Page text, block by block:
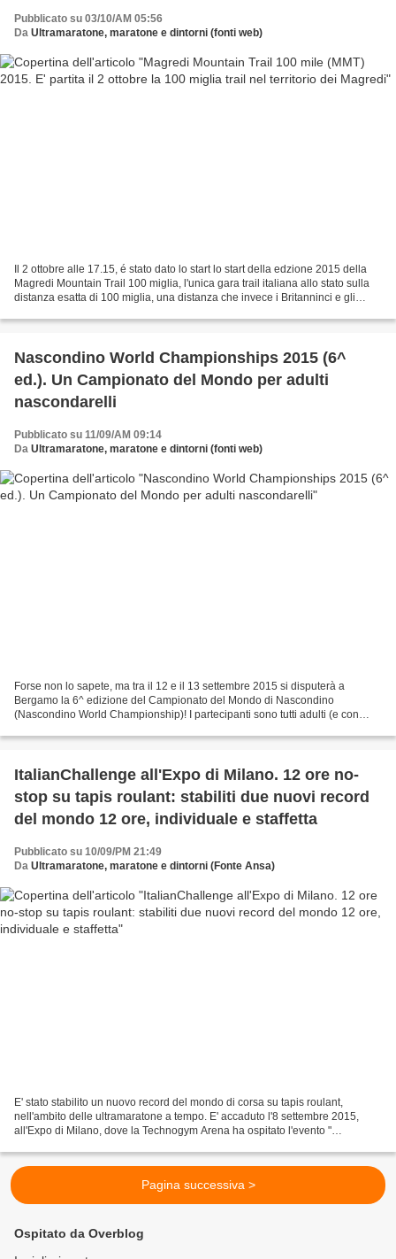
Pubblicato su 03/10/AM 05:56
Da Ultramaratone, maratone e dintorni (fonti web)
Il 2 ottobre alle 17.15, é stato dato lo start lo start della edzione 2015 della
Magredi Mountain Trail 100 miglia, l'unica gara trail italiana allo stato sulla
distanza esatta di 100 miglia, una distanza che invece i Britanninci e gli
Nascondino World Championships 2015 (6^
ed.). Un Campionato del Mondo per adulti
nascondarelli
Pubblicato su 11/09/AM 09:14
Da Ultramaratone, maratone e dintorni (fonti web)
Forse non lo sapete, ma tra il 12 e il 13 settembre 2015 si disputerà a
Bergamo la 6^ edizione del Campionato del Mondo di Nascondino
(Nascondino World Championship)! I partecipanti sono tutti adulti (e con
ItalianChallenge all'Expo di Milano. 12 ore no-
stop su tapis roulant: stabiliti due nuovi record
del mondo 12 ore, individuale e staffetta
Pubblicato su 10/09/PM 21:49
Da Ultramaratone, maratone e dintorni (Fonte Ansa)
E' stato stabilito un nuovo record del mondo di corsa su tapis roulant,
nell'ambito delle ultramaratone a tempo. E' accaduto l'8 settembre 2015,
all'Expo di Milano, dove la Technogym Arena ha ospitato l'evento "
Pagina successiva >
Ospitato da Overblog